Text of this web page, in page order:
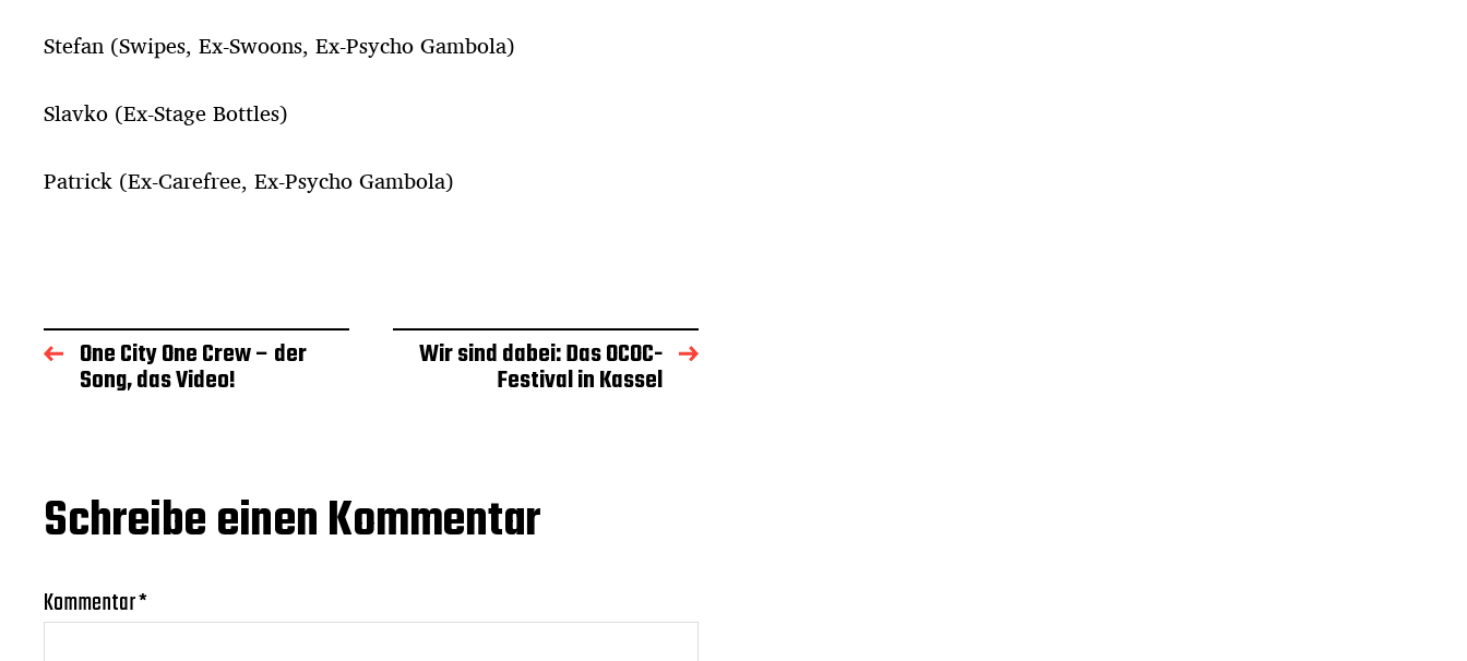
Stefan (Swipes, Ex-Swoons, Ex-Psycho Gambola)
Slavko (Ex-Stage Bottles)
Patrick (Ex-Carefree, Ex-Psycho Gambola)
One City One Crew – der
Song, das Video!
Wir sind dabei: Das OCOC-
Festival in Kassel
Schreibe einen Kommentar
Kommentar*